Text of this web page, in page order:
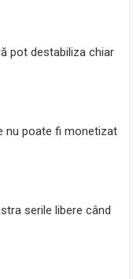
pot destabiliza chiar
nu poate fi monetizat
serile libere când